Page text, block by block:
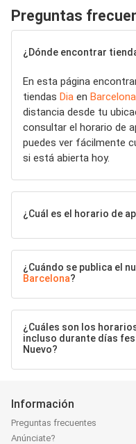
Preguntas
¿Dónde encontrar
En esta página
tiendas Dia en Barcelona
distancia desde tu
consultar el horario de
puedes ver fácilmente
si está abierta hoy.
¿Cuál es el horario de
¿Cuándo se publica el
Barcelona?
¿Cuáles son los
incluso durante días
Nuevo?
Información
Preguntas frecuentes
Anúnciate?